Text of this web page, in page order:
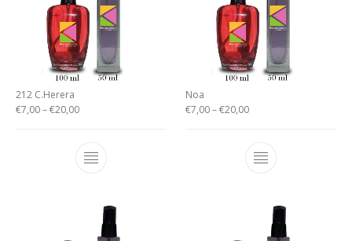
212 C.Herera
€7,00–€20,00
Noa
€7,00–€20,00